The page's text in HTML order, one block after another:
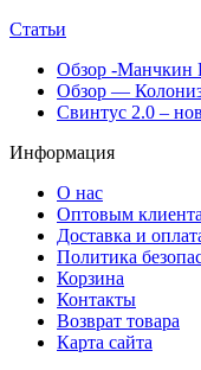
Статьи
Обзор -Манчкин
Обзор —
Свинтус 2.0 –
Информация
О нас
Оптовым
Доставка и
Политика
Корзина
Контакты
Возврат товара
Карта сайта